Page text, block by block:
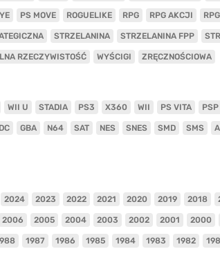
PS MOVE ROGUELIKE RPG RPG AKCJI
STRZELANINA STRZELANINA FPP
RZECZYWISTOŚĆ WYŚCIGI ZRĘCZNOŚCIOWA
WII U STADIA PS3 X360 WII PS VITA PSP
DC GBA N64 SAT NES SNES SMD SMS
2024 2023 2022 2021 2020 2019 2018
2006 2005 2004 2003 2002 2001 2000
1987 1986 1985 1984 1983 1982